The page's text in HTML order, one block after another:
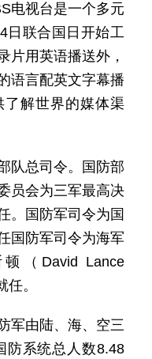
电视台是一个多元
日联合国日开始工
片用英语播送外，
语言配英文字幕播
了解世界的媒体渠
队总司令。国防部
员会为三军最高决
。国防军司令为国
国防军司令为海军
（David Lance
。
军由陆、海、空三
防系统总人数8.48